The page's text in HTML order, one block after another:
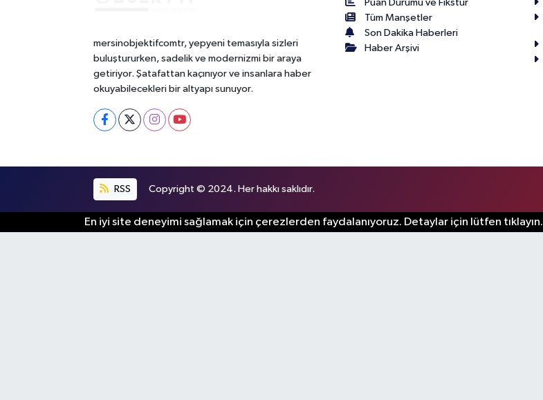
mersinobjektifcomtr, yepyeni temasıyla sizleri
buluştururken, sadelik ve modernizmi bir araya
getiriyor. Şatafattan kaçınıyor ve insanlara haber
okuyabilecekleri bir altyapı sunuyor.
Puan Durumu ve Fikstür
Tüm Manşetler
Son Dakika Haberleri
Haber Arşivi
RSS Copyright © 2024. Her hakkı saklıdır.
En iyi site deneyimi sağlamak için çerezlerden faydalanıyoruz. Detaylar için lütfen tıklayın.